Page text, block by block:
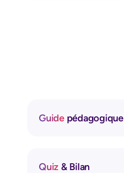
Guide pédagogique
Quiz & Bilan